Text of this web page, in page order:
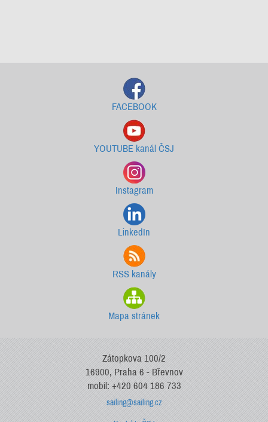
FACEBOOK
YOUTUBE kanál ČSJ
Instagram
LinkedIn
RSS kanály
Mapa stránek
Zátopkova 100/2
16900, Praha 6 - Břevnov
mobil: +420 604 186 733
sailing@sailing.cz